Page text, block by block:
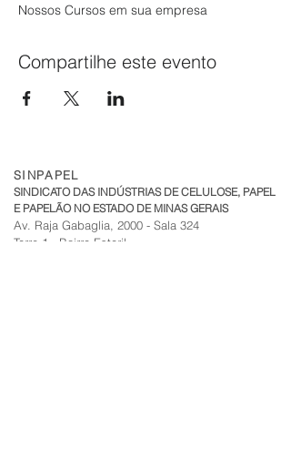
Nossos Cursos em sua empresa
www.abntcatalogo.com.br
Compartilhe este evento
SINPAPEL
SINDICATO DAS INDÚSTRIAS DE CELULOSE, PAPEL
E PAPELÃO NO ESTADO DE MINAS GERAIS
Av. Raja Gabaglia, 2000 - Sala 324
Torre 1 - Bairro Estoril